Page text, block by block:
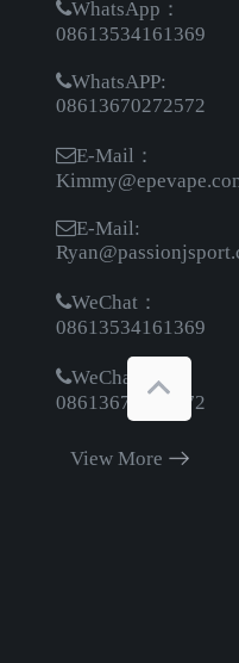
WhatsApp：
08613534161369
WhatsAPP:
08613670272572
E-Mail：
E-Mail:
WeChat：
08613534161369
WeChat：
08613670272572
View More